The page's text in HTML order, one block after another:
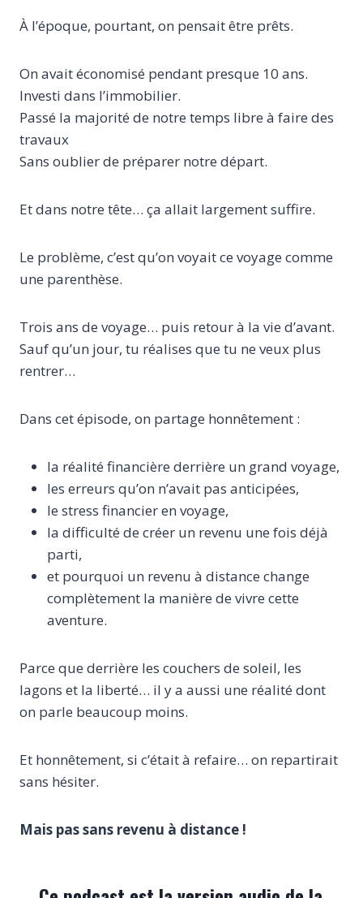
À l’époque, pourtant, on pensait être prêts.
On avait économisé pendant presque 10 ans.
Investi dans l’immobilier.
Passé la majorité de notre temps libre à faire des
travaux
Sans oublier de préparer notre départ.
Et dans notre tête… ça allait largement suffire.
Le problème, c’est qu’on voyait ce voyage comme
une parenthèse.
Trois ans de voyage… puis retour à la vie d’avant.
Sauf qu’un jour, tu réalises que tu ne veux plus
rentrer…
Dans cet épisode, on partage honnêtement :
la réalité financière derrière un grand voyage,
les erreurs qu’on n’avait pas anticipées,
le stress financier en voyage,
la difficulté de créer un revenu une fois déjà
parti,
et pourquoi un revenu à distance change
complètement la manière de vivre cette
aventure.
Parce que derrière les couchers de soleil, les
lagons et la liberté… il y a aussi une réalité dont
on parle beaucoup moins.
Et honnêtement, si c’était à refaire… on repartirait
sans hésiter.
Mais pas sans revenu à distance !